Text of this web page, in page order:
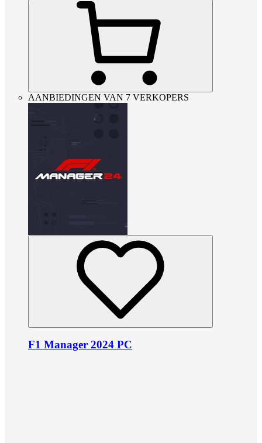
AANBIEDINGEN VAN 7 VERKOPERS
F1 Manager 2024 PC